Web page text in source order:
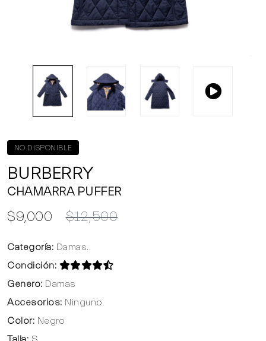
NO DISPONIBLE
BURBERRY
CHAMARRA PUFFER
$9,000 $12,500
Categoría: Damas..
Condición:
Genero: Damas
Accesorios: Ninguno
Color: Negro